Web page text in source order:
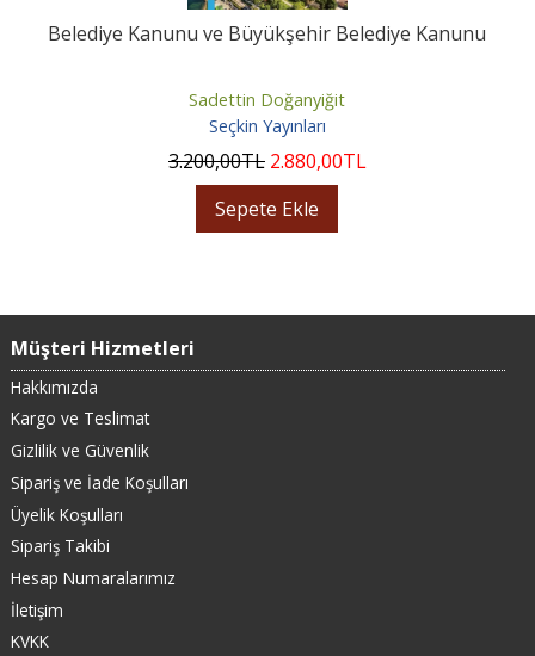
Belediye Kanunu ve Büyükşehir Belediye Kanunu
Sadettin Doğanyiğit
Seçkin Yayınları
3.200,00TL 2.880,00TL
Sepete Ekle
Müşteri Hizmetleri
Hakkımızda
Kargo ve Teslimat
Gizlilik ve Güvenlik
Sipariş ve İade Koşulları
Üyelik Koşulları
Sipariş Takibi
Hesap Numaralarımız
İletişim
KVKK